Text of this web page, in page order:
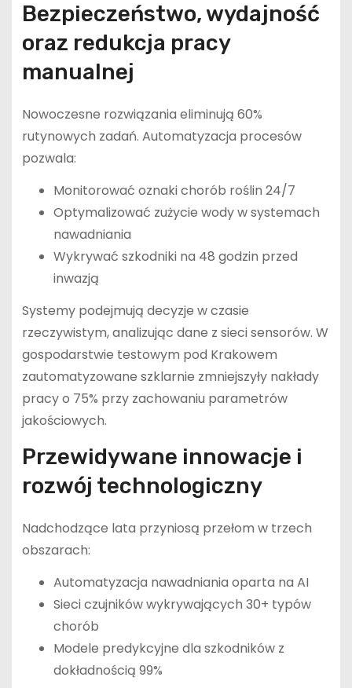
Bezpieczeństwo, wydajność
oraz redukcja pracy
manualnej
Nowoczesne rozwiązania eliminują 60%
rutynowych zadań. Automatyzacja procesów
pozwala:
Monitorować oznaki chorób roślin 24/7
Optymalizować zużycie wody w systemach
nawadniania
Wykrywać szkodniki na 48 godzin przed
inwazją
Systemy podejmują decyzje w czasie
rzeczywistym, analizując dane z sieci sensorów. W
gospodarstwie testowym pod Krakowem
zautomatyzowane szklarnie zmniejszyły nakłady
pracy o 75% przy zachowaniu parametrów
jakościowych.
Przewidywane innowacje i
rozwój technologiczny
Nadchodzące lata przyniosą przełom w trzech
obszarach:
Automatyzacja nawadniania oparta na AI
Sieci czujników wykrywających 30+ typów
chorób
Modele predykcyjne dla szkodników z
dokładnością 99%